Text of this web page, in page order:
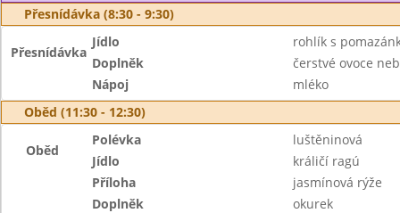
Přesnídávka (8:30 - 9:30)
Přesnídávka
Jídlo
rohlík s
Doplněk
čerstvé ovoce
Nápoj
mléko
Oběd (11:30 - 12:30)
Oběd
Polévka
luštěninová
Jídlo
králičí ragú
Příloha
jasmínová rýže
Doplněk
okurek